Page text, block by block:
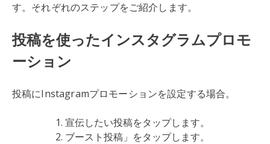
す。それぞれのステップをご紹介します。
投稿を使ったインスタグラムプロモ
ーション
投稿にInstagramプロモーションを設定する場合。
宣伝したい投稿をタップします。
ブースト投稿」をタップします。